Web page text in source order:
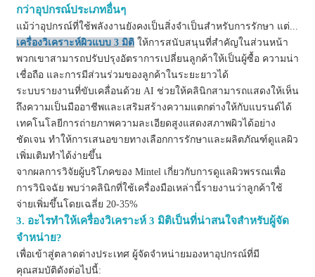
กว่าอุปกรณ์ประเภทอื่นๆ
แม้ว่าอุปกรณ์ที่ใช้พลังงานยังคงเป็นสิ่งจำเป็นสำหรับการรักษา แต่...
เครื่องวิเคราะห์ผิวแบบ 3 มิติให้การสนับสนุนที่สำคัญในส่วนหน้า
พวกเขาสามารถปรับปรุงอัตราการเปลี่ยนลูกค้าให้เป็นผู้ซื้อ ความน่า
เชื่อถือ และการมีส่วนร่วมของลูกค้าในระยะยาวได้
ระบบรายงานที่ขับเคลื่อนด้วย AI ช่วยให้คลินิกสามารถแสดงให้เห็น
ถึงความเป็นมืออาชีพและเสริมสร้างความแตกต่างให้กับแบรนด์ได้
เทคโนโลยีการถ่ายภาพความละเอียดสูงแสดงสภาพผิวได้อย่าง
ชัดเจน ทำให้การเสนอขายทางเลือกการรักษาและผลิตภัณฑ์ดูแลผิว
เพิ่มเติมทำได้ง่ายขึ้น
จากผลการวิจัยผู้บริโภคของ Mintel เกี่ยวกับการดูแลผิวพรรณเพื่อ
การวินิจฉัย พบว่าคลินิกที่ใช้เครื่องมือเหล่านี้รายงานว่าลูกค้าใช้
จ่ายเพิ่มขึ้นโดยเฉลี่ย 20-35%
3. อะไรทำให้เครื่องวิเคราะห์ 3 มิติเป็นที่น่าสนใจสำหรับผู้จัด
จำหน่าย?
เพื่อเข้าสู่ตลาดต่างประเทศ ผู้จัดจำหน่ายมองหาอุปกรณ์ที่มี
คุณสมบัติดังต่อไปนี้: